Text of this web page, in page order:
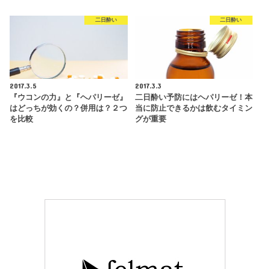
二日酔い
2017.3.5
『ウコンの力』と『ヘパリーゼ』
はどっちが効くの？併用は？２つ
を比較
二日酔い
2017.3.3
二日酔い予防にはヘパリーゼ！本
当に防止できるかは飲むタイミン
グが重要